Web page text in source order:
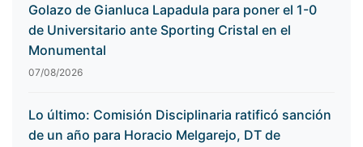
Golazo de Gianluca Lapadula para poner el 1-0
de Universitario ante Sporting Cristal en el
Monumental
07/08/2026
Lo último: Comisión Disciplinaria ratificó sanción
de un año para Horacio Melgarejo, DT de